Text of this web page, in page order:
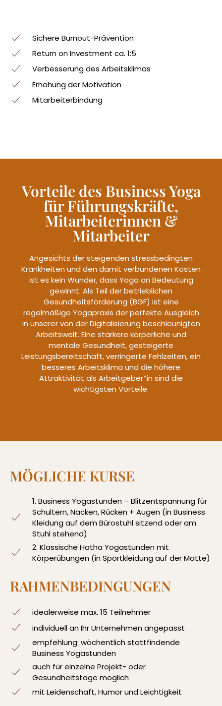
Sichere Burnout-Prävention
Return on Investment ca. 1:5
Verbesserung des Arbeitsklimas
Erhöhung der Motivation
Mitarbeiterbindung
Vorteile des Business Yoga
für Führungskräfte,
Mitarbeiterinnen &
Mitarbeiter
Angesichts der steigenden stressbedingten
Krankheiten und den damit verbundenen Kosten
ist es kein Wunder, dass Yoga an Bedeutung
gewinnt. Als Teil der betrieblichen
Gesundheitsförderung (BGF) ist eine
regelmäßige Yogapraxis der perfekte Ausgleich
in unserer von der Digitalisierung beschleunigten
Arbeitswelt. Eine stärkere körperliche und
mentale Gesundheit, gesteigerte
Leistungsbereitschaft, verringerte Fehlzeiten, ein
besseres Arbeitsklima und die höhere
Attraktivität als Arbeitgeber*in sind die
wichtigsten Vorteile.
MÖGLICHE KURSE
1. Business Yogastunden – Blitzentspannung für
Schultern, Nacken, Rücken + Augen (in Business
Kleidung auf dem Bürostuhl sitzend oder am
Stuhl stehend)
2. Klassische Hatha Yogastunden mit
Körperübungen (in Sportkleidung auf der Matte)
RAHMENBEDINGUNGEN
idealerweise max. 15 Teilnehmer
individuell an Ihr Unternehmen angepasst
empfehlung: wöchentlich stattfindende
Business Yogastunden
auch für einzelne Projekt- oder
Gesundheitstage möglich
mit Leidenschaft, Humor und Leichtigkeit